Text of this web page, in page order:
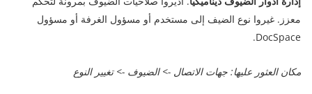
معزز. غيروا نوع الضيف إلى مستخدم أو مسؤول الغرفة أو مسؤول
DocSpace.
مكان العثور عليها: جهات الاتصال -> الضيوف -> تغيير النوع